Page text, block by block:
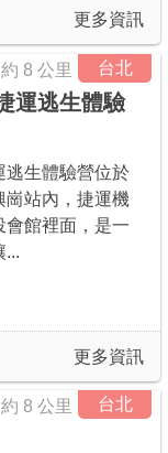
更多資訊
台北
約 8 公里
運逃生體驗
逃生體驗營位於
崗站內，捷運機
會館裡面，是一
...
更多資訊
台北
約 8 公里